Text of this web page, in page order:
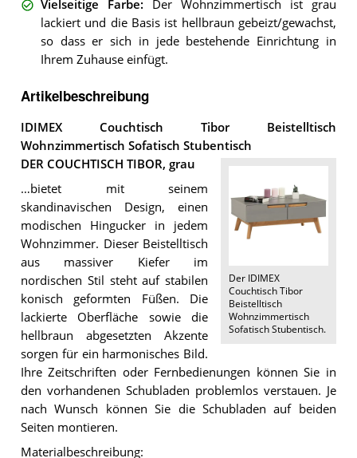
Vielseitige Farbe: Der Wohnzimmertisch ist grau
lackiert und die Basis ist hellbraun gebeizt/gewachst,
so dass er sich in jede bestehende Einrichtung in
Ihrem Zuhause einfügt.
Artikelbeschreibung
IDIMEX Couchtisch Tibor Beistelltisch
Wohnzimmertisch Sofatisch Stubentisch
Der IDIMEX
Couchtisch Tibor
Beistelltisch
Wohnzimmertisch
Sofatisch Stubentisch.
DER COUCHTISCH TIBOR, grau
…bietet mit seinem
skandinavischen Design, einen
modischen Hingucker in jedem
Wohnzimmer. Dieser Beistelltisch
aus massiver Kiefer im
nordischen Stil steht auf stabilen
konisch geformten Füßen. Die
lackierte Oberfläche sowie die
hellbraun abgesetzten Akzente
sorgen für ein harmonisches Bild.
Ihre Zeitschriften oder Fernbedienungen können Sie in
den vorhandenen Schubladen problemlos verstauen. Je
nach Wunsch können Sie die Schubladen auf beiden
Seiten montieren.
Materialbeschreibung: